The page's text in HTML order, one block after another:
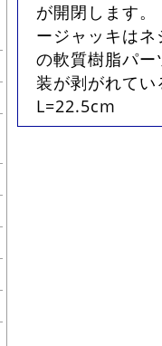
が開閉します
ージャッキは
の軟質樹脂パ
装が剥がれて
L=22.5cm